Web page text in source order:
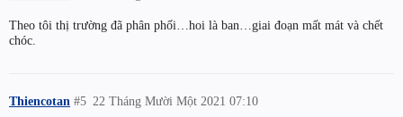
Theo tôi thị trường đã phân phối…hoi là ban…giai đoạn mất mát và chết
chóc.
Thiencotan 22 Tháng Mười Một 2021 07:10
#5